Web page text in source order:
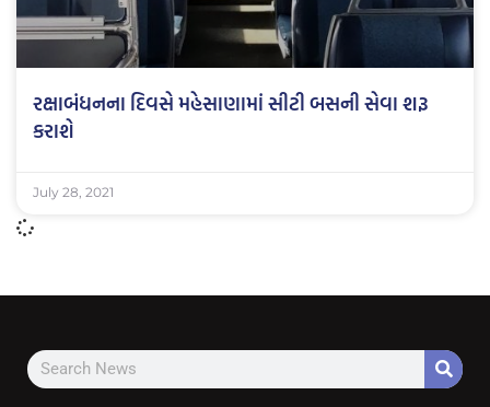
રક્ષાબંધનના દિવસે મહેસાણામાં સીટી બસની સેવા શરૂ
કરાશે
July 28, 2021